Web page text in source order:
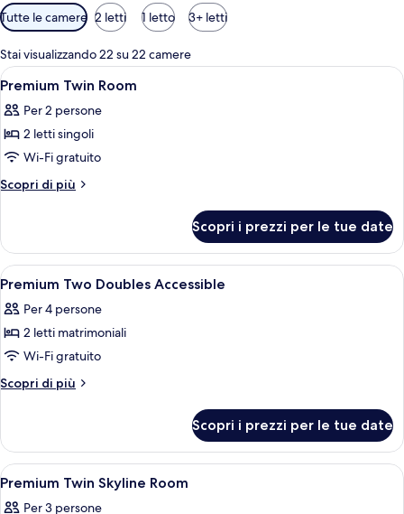
Filtri
disponibili
per
le
camere
Tutte le camere 2 letti 1 letto 3+ letti
Stai visualizzando 22 su 22 camere
Apri
tutte
le
foto
per
Premium
Una camera d'hotel con un letto, un
1
Premium Twin Room
Per 2 persone
2 letti singoli
Wi-Fi gratuito
Scopri di più
Altri
Twin
Room
Scopri i prezzi per le tue date
Apri
tutte
le
foto
per
Premium
Accessible
Una camera d'albergo moderna con
7
Premium Two Doubles Accessible
Per 4 persone
2 letti matrimoniali
Wi-Fi gratuito
Scopri di più
Altri
Two
Doubles
Accessible
Scopri i prezzi per le tue date
Apri
tutte
Biancheria in cotone egiziano,
5
Premium Twin Skyline Room
Per 3 persone